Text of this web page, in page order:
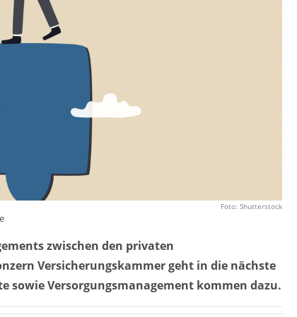
Foto: Shutterstock
zwischen den privaten
Versicherungskammer geht in die nächste
sowie Versorgungsmanagement kommen dazu.